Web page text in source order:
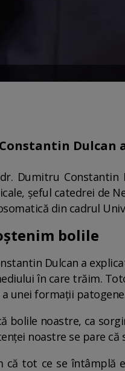
Dulcan
Dumitru
șeful catedrei de
din cadrul
bolile
Dulcan a
în care trăim.
unei formații
bolile noastre, ca
noastre se pare
că tot ce se întâmplă